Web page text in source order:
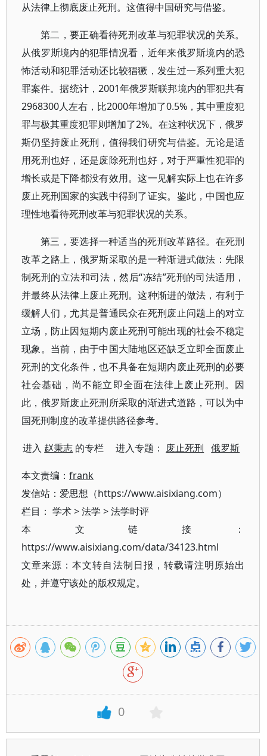
从法律上彻底废止死刑。这值得中国研究与借鉴。
第二，要正确看待死刑改革与犯罪状况的关系。
从俄罗斯境内的犯罪情况看，近年来俄罗斯境内的恐
怖活动和犯罪活动还比较猖獗，发生过一系列重大犯
罪案件。据统计，2001年俄罗斯联邦境内的罪犯共有
2968300人左右，比2000年增加了0.5%，其中重度犯
罪与极其重度犯罪则增加了2%。在这种状况下，俄罗
斯仍坚持废止死刑，值得我们研究与借鉴。无论是适
用死刑也好，还是废除死刑也好，对于严重性犯罪的
增长或是下降都没有效用。这一见解实际上也在许多
废止死刑国家的实践中得到了证实。鉴此，中国也应
理性地看待死刑改革与犯罪状况的关系。
第三，要选择一种适当的死刑改革路径。在死刑
改革之路上，俄罗斯采取的是一种渐进式做法：先限
制死刑的立法和司法，然后“冻结”死刑的司法适用，
并最终从法律上废止死刑。这种渐进的做法，有利于
缓解人们，尤其是普通民众在死刑废止问题上的对立
立场，防止因短期内废止死刑可能出现的社会不稳定
现象。当前，由于中国大陆地区还缺乏立即全面废止
死刑的文化条件，也不具备在短期内废止死刑的必要
社会基础，尚不能立即全面在法律上废止死刑。因
此，俄罗斯废止死刑所采取的渐进式道路，可以为中
国死刑制度的改革提供路径参考。
进入 赵秉志 的专栏 进入专题： 废止死刑 俄罗斯
本文责编： frank
发信站：爱思想（https://www.aisixiang.com）
栏目： 学术>法学 >法学时评
本文链接：
https://www.aisixiang.com/data/34123.html
文章来源：本文转自法制日报，转载请注明原始出
处，并遵守该处的版权规定。
0